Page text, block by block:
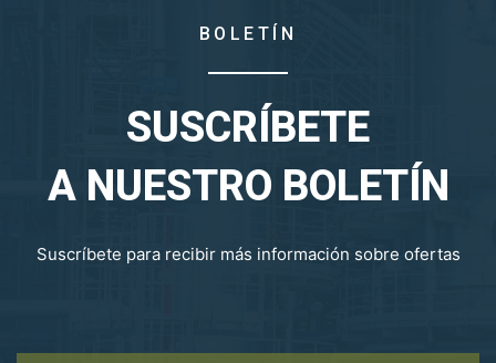
BOLETÍN
SUSCRÍBETE
A NUESTRO BOLETÍN
Suscríbete para recibir más información sobre ofertas